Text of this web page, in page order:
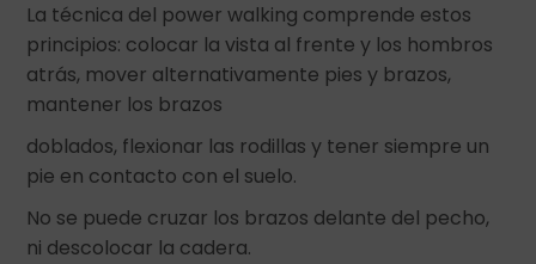
La técnica del power walking comprende estos
principios: colocar la vista al frente y los hombros
atrás, mover alternativamente pies y brazos,
mantener los brazos
doblados, flexionar las rodillas y tener siempre un
pie en contacto con el suelo.
No se puede cruzar los brazos delante del pecho,
ni descolocar la cadera.